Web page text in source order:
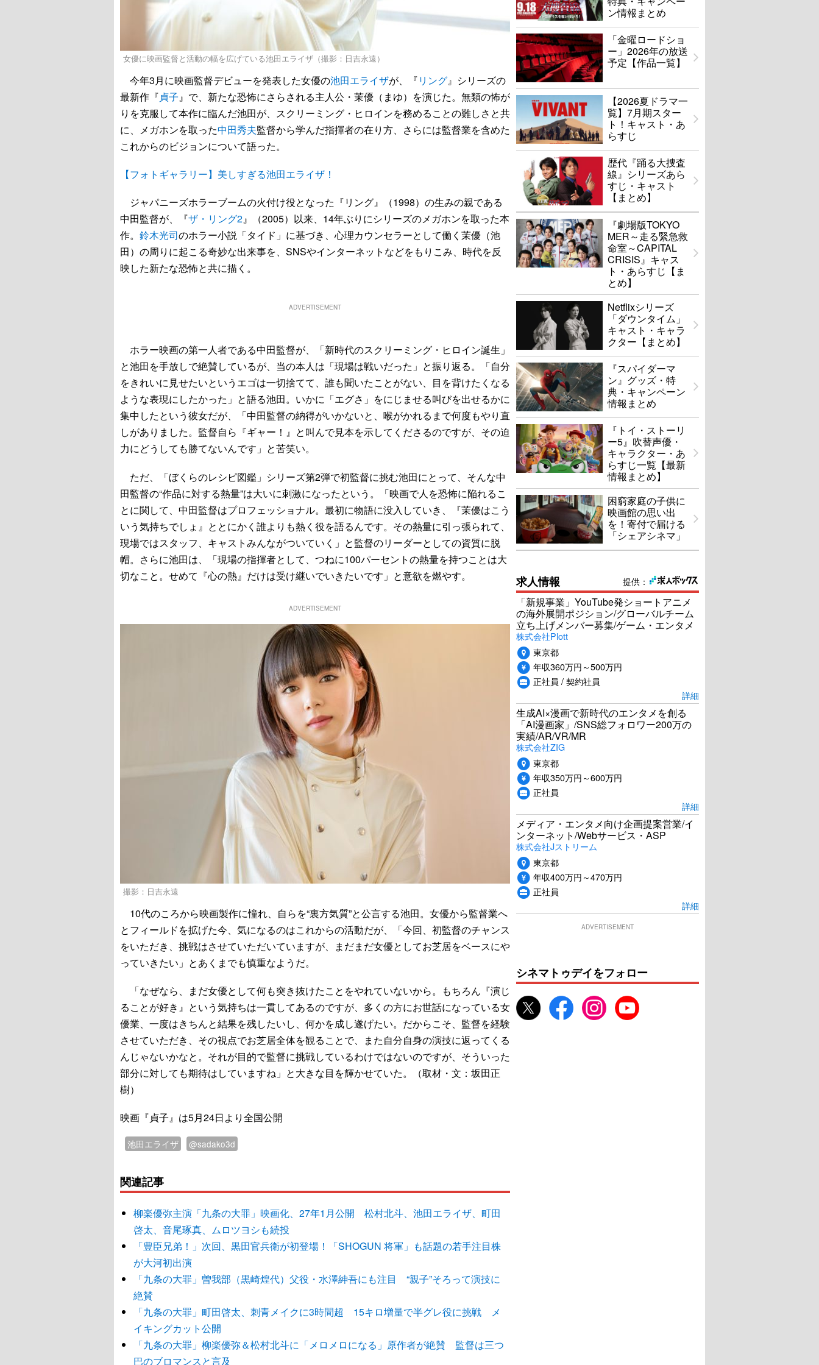
女優に映画監督と活動の幅を広げている池田エライザ（撮影：日吉永遠）
今年3月に映画監督デビューを発表した女優の池田エライザが、『リング』シリーズの
最新作『貞子』で、新たな恐怖にさらされる主人公・茉優（まゆ）を演じた。無類の怖が
りを克服して本作に臨んだ池田が、スクリーミング・ヒロインを務めることの難しさと共
に、メガホンを取った中田秀夫監督から学んだ指揮者の在り方、さらには監督業を含めた
これからのビジョンについて語った。
【フォトギャラリー】美しすぎる池田エライザ！
ジャパニーズホラーブームの火付け役となった『リング』（1998）の生みの親である
中田監督が、『ザ・リング2』（2005）以来、14年ぶりにシリーズのメガホンを取った本
作。 鈴木光司のホラー小説「タイド」に基づき、心理カウンセラーとして働く茉優（池
田）の周りに起こる奇妙な出来事を、SNSやインターネットなどをもりこみ、時代を反
映した新たな恐怖と共に描く。
ADVERTISEMENT
ホラー映画の第一人者である中田監督が、「新時代のスクリーミング・ヒロイン誕生」
と池田を手放しで絶賛しているが、当の本人は「現場は戦いだった」と振り返る。「自分
をきれいに見せたいというエゴは一切捨てて、誰も聞いたことがない、目を背けたくなる
ような表現にしたかった」と語る池田。いかに「エグさ」をにじませる叫びを出せるかに
集中したという彼女だが、「中田監督の納得がいかないと、喉がかれるまで何度もやり直
しがありました。監督自ら『ギャー！』と叫んで見本を示してくださるのですが、その迫
力にどうしても勝てないんです」と苦笑い。
ただ、「ぼくらのレシピ図鑑」シリーズ第2弾で初監督に挑む池田にとって、そんな中
田監督の“作品に対する熱量”は大いに刺激になったという。「映画で人を恐怖に陥れるこ
とに関して、中田監督はプロフェッショナル。最初に物語に没入していき、『茉優はこう
いう気持ちでしょ』ととにかく誰よりも熱く役を語るんです。その熱量に引っ張られて、
現場ではスタッフ、キャストみんながついていく」と監督のリーダーとしての資質に脱
帽。さらに池田は、「現場の指揮者として、つねに100パーセントの熱量を持つことは大
切なこと。せめて『心の熱』だけは受け継いでいきたいです」と意欲を燃やす。
ADVERTISEMENT
撮影：日吉永遠
10代のころから映画製作に憧れ、自らを“裏方気質”と公言する池田。女優から監督業へ
とフィールドを拡げた今、気になるのはこれからの活動だが、「今回、初監督のチャンス
をいただき、挑戦はさせていただいていますが、まだまだ女優としてお芝居をベースにや
っていきたい」とあくまでも慎重なようだ。
「なぜなら、まだ女優として何も突き抜けたことをやれていないから。もちろん『演じ
ることが好き』という気持ちは一貫してあるのですが、多くの方にお世話になっている女
優業、一度はきちんと結果を残したいし、何かを成し遂げたい。だからこそ、監督を経験
させていただき、その視点でお芝居全体を観ることで、また自分自身の演技に返ってくる
んじゃないかなと。それが目的で監督に挑戦しているわけではないのですが、そういった
部分に対しても期待はしていますね」と大きな目を輝かせていた。（取材・文：坂田正
樹）
映画『貞子』は5月24日より全国公開
池田エライザ @sadako3d
関連記事
柳楽優弥主演「九条の大罪」映画化、27年1月公開 松村北斗、池田エライザ、町田
啓太、音尾琢真、ムロツヨシも続投
「豊臣兄弟！」次回、黒田官兵衛が初登場！「SHOGUN 将軍」も話題の若手注目株
が大河初出演
「九条の大罪」曽我部（黒崎煌代）父役・水澤紳吾にも注目 “親子”そろって演技に
絶賛
「九条の大罪」町田啓太、刺青メイクに3時間超 15キロ増量で半グレ役に挑戦 メ
イキングカット公開
「九条の大罪」柳楽優弥＆松村北斗に「メロメロになる」原作者が絶賛 監督は三つ
巴のブロマンスと言及
ン情報まとめ
「金曜ロードショ
ー」2026年の放送
予定【作品一覧】
【2026夏ドラマ一
覧】7月期スター
ト！キャスト・あ
らすじ
歴代『踊る大捜査
線』シリーズあら
すじ・キャスト
【まとめ】
『劇場版TOKYO
MER～走る緊急救
命室～CAPITAL
CRISIS』キャス
ト・あらすじ【ま
とめ】
Netflixシリーズ
「ダウンタイム」
キャスト・キャラ
クター【まとめ】
『スパイダーマ
ン』グッズ・特
典・キャンペーン
情報まとめ
『トイ・ストーリ
ー5』吹替声優・
キャラクター・あ
らすじ一覧【最新
情報まとめ】
困窮家庭の子供に
映画館の思い出
を！寄付で届ける
「シェアシネマ」
提供：
求人情報
「新規事業」YouTube発ショートアニメ
の海外展開ポジション/グローバルチーム
立ち上げメンバー募集/ゲーム・エンタメ
株式会社Plott
東京都
年収360万円～500万円
正社員 / 契約社員
詳細
生成AI×漫画で新時代のエンタメを創る
「AI漫画家」/SNS総フォロワー200万の
実績/AR/VR/MR
株式会社ZIG
東京都
年収350万円～600万円
正社員
詳細
メディア・エンタメ向け企画提案営業/イ
ンターネット/Webサービス・ASP
株式会社Jストリーム
東京都
年収400万円～470万円
正社員
詳細
ADVERTISEMENT
シネマトゥデイをフォロー